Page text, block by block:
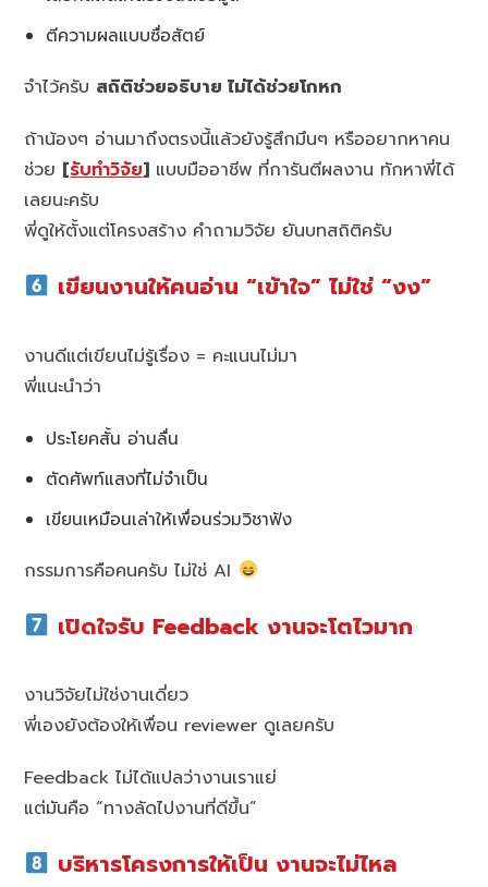
ตีความผลแบบซื่อสัตย์
จำไว้ครับ สถิติช่วยอธิบาย ไม่ได้ช่วยโกหก
ถ้าน้องๆ อ่านมาถึงตรงนี้แล้วยังรู้สึกมึนๆ หรืออยากหาคน
ช่วย [รับทำวิจัย] แบบมืออาชีพ ที่การันตีผลงาน ทักหาพี่ได้
เลยนะครับ
พี่ดูให้ตั้งแต่โครงสร้าง คำถามวิจัย ยันบทสถิติครับ
เขียนงานให้คนอ่าน “เข้าใจ” ไม่ใช่ “งง”
งานดีแต่เขียนไม่รู้เรื่อง = คะแนนไม่มา
พี่แนะนำว่า
ประโยคสั้น อ่านลื่น
ตัดศัพท์แสงที่ไม่จำเป็น
เขียนเหมือนเล่าให้เพื่อนร่วมวิชาฟัง
กรรมการคือคนครับ ไม่ใช่ AI
เปิดใจรับ Feedback งานจะโตไวมาก
งานวิจัยไม่ใช่งานเดี่ยว
พี่เองยังต้องให้เพื่อน reviewer ดูเลยครับ
Feedback ไม่ได้แปลว่างานเราแย่
แต่มันคือ “ทางลัดไปงานที่ดีขึ้น”
บริหารโครงการให้เป็น งานจะไม่ไหล